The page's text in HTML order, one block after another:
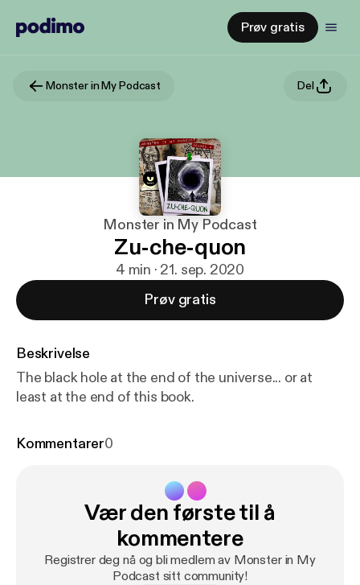
Prøv gratis
Monster in My Podcast Del
Monster in My Podcast
Zu-che-quon
4 min · 21. sep. 2020
Prøv gratis
Beskrivelse
The black hole at the end of the universe... or at
least at the end of this book.
Kommentarer0
Vær den første til å
kommentere
Registrer deg nå og bli medlem av Monster in My
Podcast sitt community!